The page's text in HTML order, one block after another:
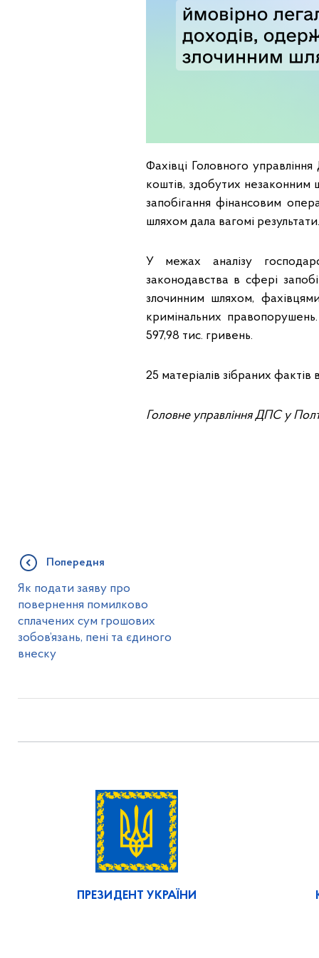
Фахівці Головного
коштів, здобутих незаконним
запобігання фінансовим
шляхом дала вагомі результати.
У межах аналізу
законодавства в сфері
злочинним шляхом,
кримінальних
597,98 тис. гривень.
25 матеріалів зібраних
Головне управління ДПС у
Попередня
Як подати заяву про
повернення помилково
сплачених сум грошових
зобов’язань, пені та єдиного
внеску
ПРЕЗИДЕНТ УКРАЇНИ